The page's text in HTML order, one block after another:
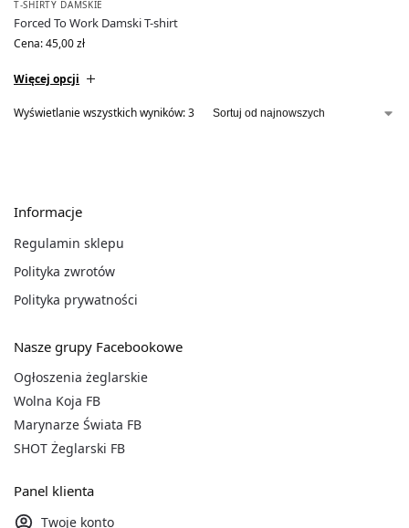
T-SHIRTY DAMSKIE
Forced To Work Damski T-shirt
Cena:45,00zł
Więcej opcji
Wyświetlanie wszystkich wyników: 3
Informacje
Regulamin sklepu
Polityka zwrotów
Polityka prywatności
Nasze grupy Facebookowe
Ogłoszenia żeglarskie
Wolna Koja FB
Marynarze Świata FB
SHOT Żeglarski FB
Panel klienta
Twoje konto